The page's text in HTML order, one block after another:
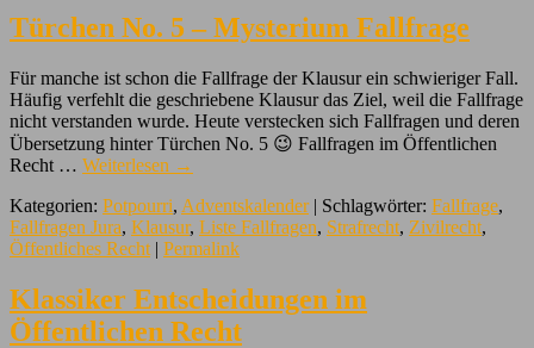
Türchen No. 5 – Mysterium Fallfrage
Für manche ist schon die Fallfrage der Klausur ein schwieriger Fall.
Häufig verfehlt die geschriebene Klausur das Ziel, weil die Fallfrage
nicht verstanden wurde. Heute verstecken sich Fallfragen und deren
Übersetzung hinter Türchen No. 5 😉 Fallfragen im Öffentlichen
Recht … Weiterlesen →
Kategorien: Potpourri, Adventskalender| Schlagwörter: Fallfrage,
Fallfragen Jura, Klausur, Liste Fallfragen, Strafrecht, Zivilrecht,
Öffentliches Recht | Permalink
Klassiker Entscheidungen im
Öffentlichen Recht